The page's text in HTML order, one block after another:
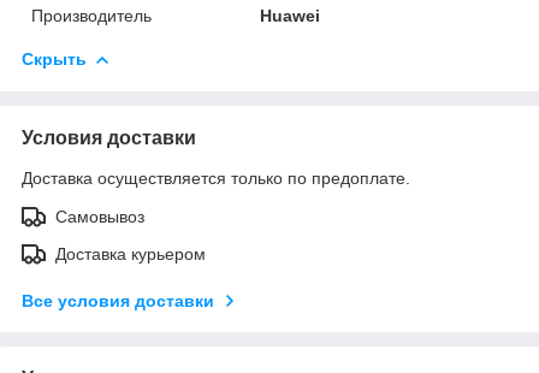
Производитель
Huawei
Скрыть
Условия доставки
Доставка осуществляется только по предоплате.
Самовывоз
Доставка курьером
Все условия доставки